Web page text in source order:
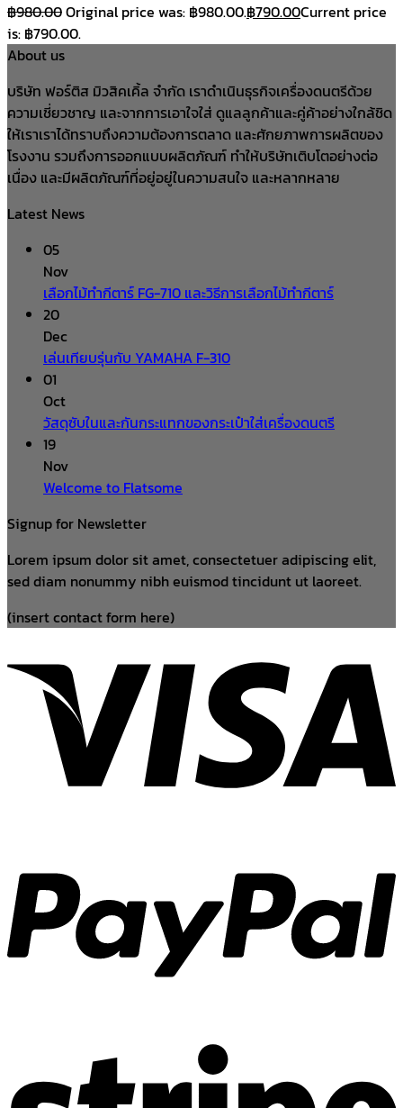
฿980.00Original price was: ฿980.00.฿790.00Current price
is: ฿790.00.
About us
บริษัท ฟอร์ติส มิวสิคเคิ้ล จำกัด เราดำเนินธุรกิจเครื่องดนตรีด้วย
ความเชี่ยวชาญ และจากการเอาใจใส่ ดูแลลูกค้าและคู่ค้าอย่างใกล้ชิด
ให้เราเราได้ทราบถึงความต้องการตลาด และศักยภาพการผลิตของ
โรงงาน รวมถึงการออกแบบผลิตภัณฑ์ ทำให้บริษัทเติบโตอย่างต่อ
เนื่อง และมีผลิตภัณฑ์ที่อยู่อยู่ในความสนใจ และหลากหลาย
Latest News
05
Nov
เลือกไม้ทำกีตาร์ FG-710 และวิธีการเลือกไม้ทำกีตาร์
20
Dec
เล่นเทียบรุ่นกับ YAMAHA F-310
01
Oct
วัสดุซับในและกันกระแทกของกระเป๋าใส่เครื่องดนตรี
19
Nov
Welcome to Flatsome
Signup for Newsletter
Lorem ipsum dolor sit amet, consectetuer adipiscing elit,
sed diam nonummy nibh euismod tincidunt ut laoreet.
(insert contact form here)